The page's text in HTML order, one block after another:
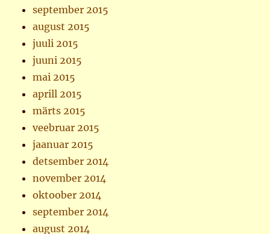
september 2015
august 2015
juuli 2015
juuni 2015
mai 2015
aprill 2015
märts 2015
veebruar 2015
jaanuar 2015
detsember 2014
november 2014
oktoober 2014
september 2014
august 2014